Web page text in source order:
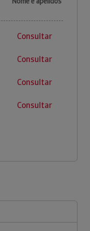
Consultar
Consultar
Consultar
Consultar